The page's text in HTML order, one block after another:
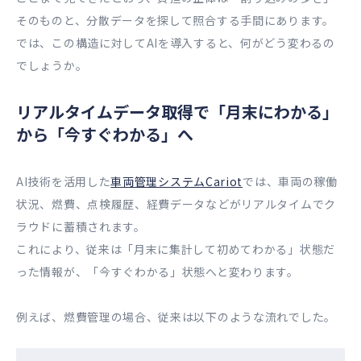
そのものと、分散データを探して照合する手間にあります。
では、この構造に対してAIを導入すると、何がどう変わるの
でしょうか。
リアルタイムデータ取得で「月末にわかる」
から「今すぐわかる」へ
AI技術を活用した車両管理システムCariotでは、車両の稼働
状況、燃費、点検履歴、経費データなどがリアルタイムでク
ラウドに蓄積されます。
これにより、従来は「月末に集計して初めてわかる」状態だ
った情報が、「今すぐわかる」状態へと変わります。
例えば、燃費管理の場合、従来は以下のような流れでした。